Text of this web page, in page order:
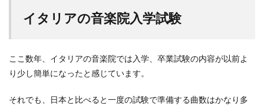
イタリアの音楽院入学試験
ここ数年、イタリアの音楽院では入学、卒業試験の内容が以前よ
り少し簡単になったと感じています。
それでも、日本と比べると一度の試験で準備する曲数はかなり多